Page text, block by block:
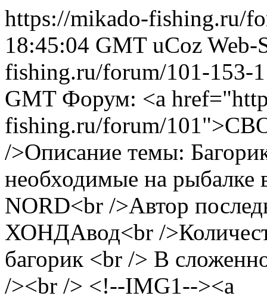
https://mikado-fishing.ru/
18:45:04 GMT uCoz Web-
fishing.ru/forum/101-153-
GMT Форум: <a
fishing.ru/forum/
/>Описание темы:
необходимые на
NORD<br />Автор
ХОНДАвод<br /
багорик <br /> В
/><br /> <!--IMG1--><a